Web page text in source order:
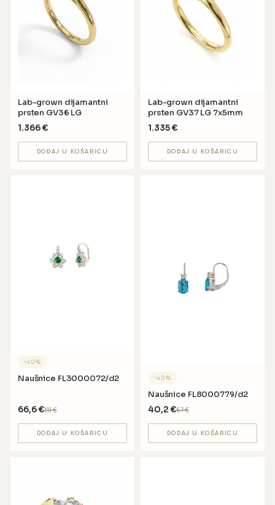
Lab-grown dijamantni
prsten GV36 LG
1.366€
DODAJ U KOŠARICU
Lab-grown dijamantni
prsten GV37 LG 7x5mm
1.335€
DODAJ U KOŠARICU
−40%
Naušnice FL3000072/d2
66,6€111€
DODAJ U KOŠARICU
−40%
Naušnice FL8000779/d2
40,2 €67€
DODAJ U KOŠARICU